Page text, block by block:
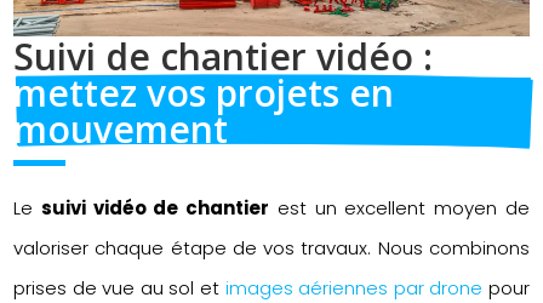
Suivi de chantier vidéo :
mettez vos projets en
mouvement
Le suivi vidéo de chantier est un excellent moyen de
valoriser chaque étape de vos travaux. Nous combinons
prises de vue au sol et images aériennes par drone pour